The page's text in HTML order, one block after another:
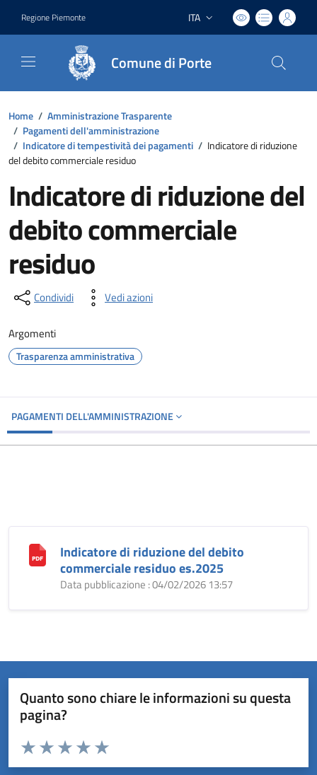
Regione Piemonte Lingua attiva:
ITA
Comune di Porte
Home / Amministrazione Trasparente
/ Pagamenti dell'amministrazione
/ Indicatore di tempestività dei pagamenti / Indicatore di riduzione
del debito commerciale residuo
Indicatore di riduzione del
debito commerciale
residuo
Condividi Vedi azioni
Argomenti
Trasparenza amministrativa
PAGAMENTI DELL'AMMINISTRAZIONE
Indicatore di riduzione del debito
commerciale residuo es.2025
Data pubblicazione : 04/02/2026 13:57
Quanto sono chiare le informazioni su questa
pagina?
Valuta da 1 a 5 stelle la pagina
Valuta 5 stelle su 5
Valuta 4 stelle su 5
Valuta 3 stelle su 5
Valuta 2 stelle su 5
Valuta 1 stelle su 5